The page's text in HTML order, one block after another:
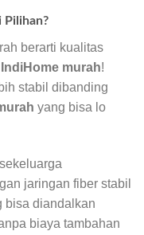
Pilihan?
berarti kualitas
IndiHome murah!
stabil dibanding
yang bisa lo
jaringan fiber stabil
bisa diandalkan
biaya tambahan